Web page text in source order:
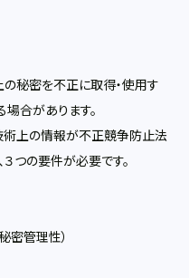
秘密を不正に取得・使用す
合があります。
術上の情報が不正競争防止法
つの要件が必要です。
密管理性）